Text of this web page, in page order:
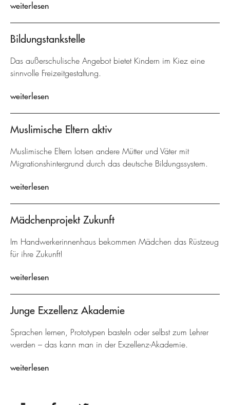
weiterlesen
Bildungstankstelle
Das außerschulische Angebot bietet Kindern im Kiez eine
sinnvolle Freizeitgestaltung.
weiterlesen
Muslimische Eltern aktiv
Muslimische Eltern lotsen andere Mütter und Väter mit
Migrationshintergrund durch das deutsche Bildungssystem.
weiterlesen
Mädchenprojekt Zukunft
Im Handwerkerinnenhaus bekommen Mädchen das Rüstzeug
für ihre Zukunft!
weiterlesen
Junge Exzellenz Akademie
Sprachen lernen, Prototypen basteln oder selbst zum Lehrer
werden – das kann man in der Exzellenz-Akademie.
weiterlesen